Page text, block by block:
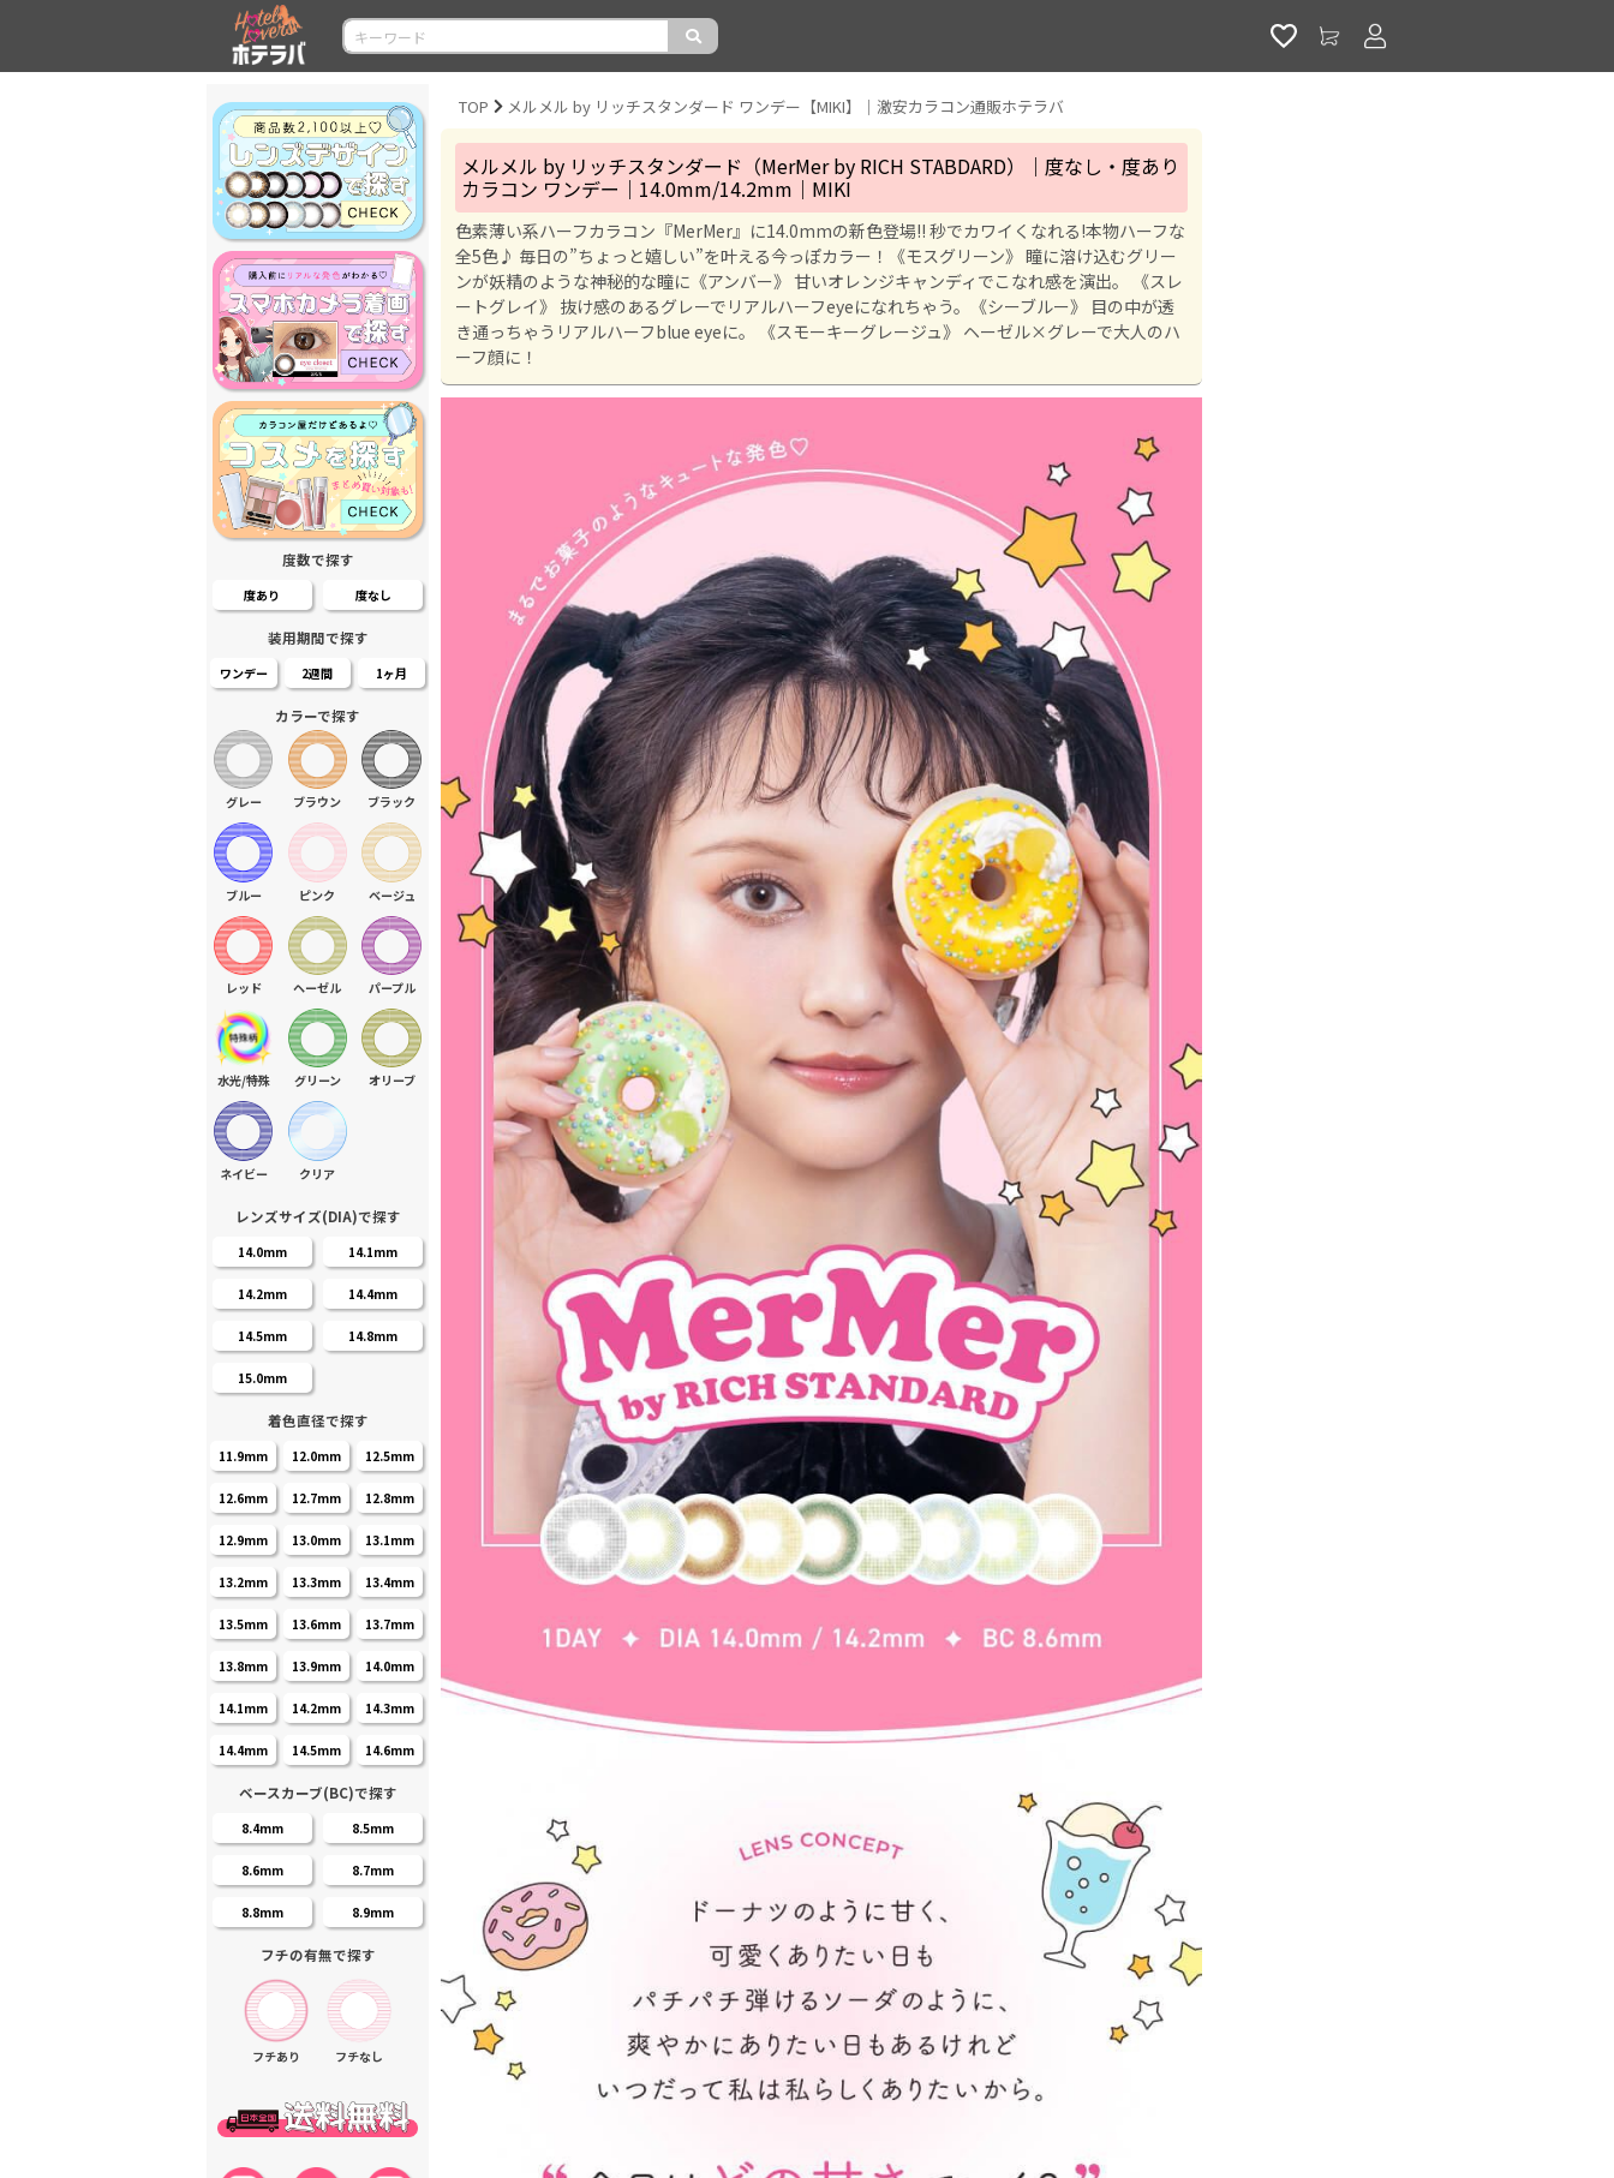
度数で探す
度あり 度なし
装用期間で探す
ワンデー 2週間 1ヶ月
カラーで探す
グレー ブラウン ブラック
ブルー ピンク ベージュ
レッド ヘーゼル パープル
水光/特殊 グリーン オリーブ
ネイビー クリア
レンズサイズ(DIA)で探す
14.0mm 14.1mm
14.2mm 14.4mm
14.5mm 14.8mm
15.0mm
着色直径で探す
11.9mm 12.0mm 12.5mm
12.6mm 12.7mm 12.8mm
12.9mm 13.0mm 13.1mm
13.2mm 13.3mm 13.4mm
13.5mm 13.6mm 13.7mm
13.8mm 13.9mm 14.0mm
14.1mm 14.2mm 14.3mm
14.4mm 14.5mm 14.6mm
ベースカーブ(BC)で探す
8.4mm 8.5mm
8.6mm 8.7mm
8.8mm 8.9mm
フチの有無で探す
フチあり フチなし
TOP メルメル by リッチスタンダード ワンデー【MIKI】｜激安カラコン通販ホテラバ
メルメル by リッチスタンダード（MerMer by RICH STABDARD）｜度なし・度あり
カラコン ワンデー｜14.0mm/14.2mm｜MIKI
色素薄い系ハーフカラコン『MerMer』に14.0mmの新色登場!! 秒でカワイくなれる!本物ハーフな
全5色♪ 毎日の”ちょっと嬉しい”を叶える今っぽカラー！《モスグリーン》 瞳に溶け込むグリー
ンが妖精のような神秘的な瞳に《アンバー》 甘いオレンジキャンディでこなれ感を演出。 《スレ
ートグレイ》 抜け感のあるグレーでリアルハーフeyeになれちゃう。《シーブルー》 目の中が透
き通っちゃうリアルハーフblue eyeに。 《スモーキーグレージュ》 ヘーゼル×グレーで大人のハ
ーフ顔に！